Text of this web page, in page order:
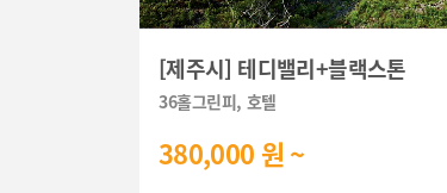
[제주시] 테디밸리+블랙스톤
36홀그린피, 호텔
380,000 원 ~